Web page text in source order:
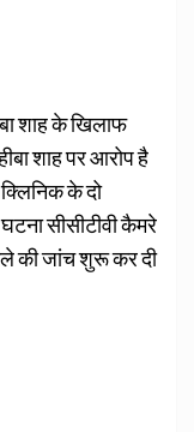
शाह के खिलाफ
शाह पर आरोप है
के दो
सीसीटीवी कैमरे
की जांच शुरू कर दी